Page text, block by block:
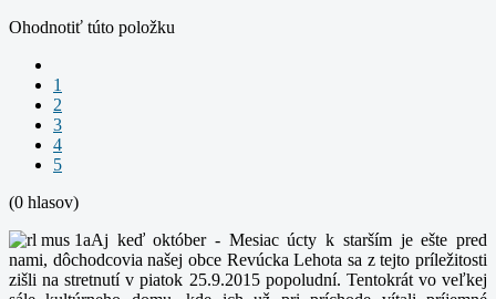
Ohodnotiť túto položku
1
2
3
4
5
(0 hlasov)
Aj keď október - Mesiac úcty k starším je ešte pred
nami, dôchodcovia našej obce Revúcka Lehota sa z tejto príležitosti
zišli na stretnutí v piatok 25.9.2015 popoludní. Tentokrát vo veľkej